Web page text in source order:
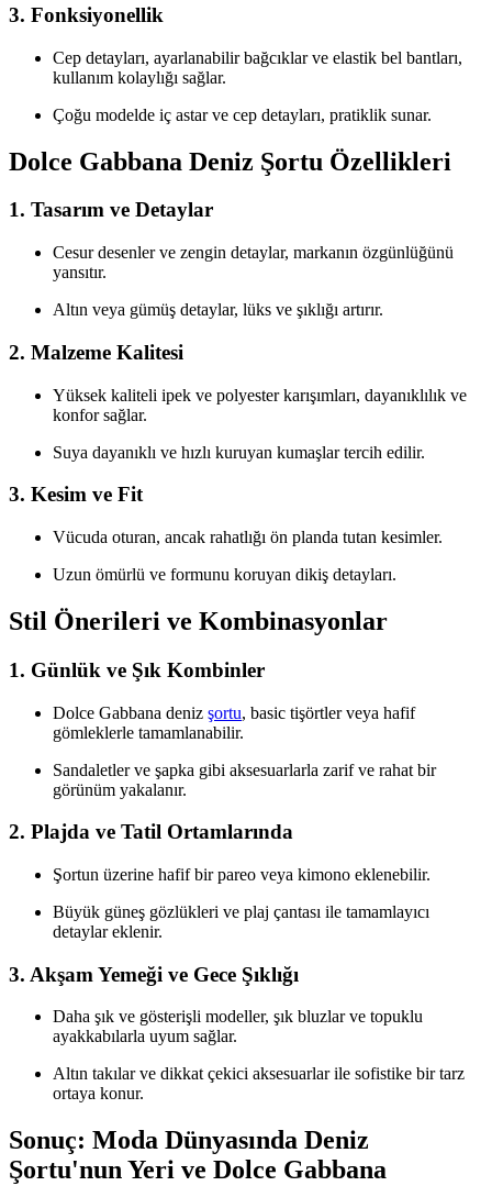
3. Fonksiyonellik
Cep detayları, ayarlanabilir bağcıklar ve elastik bel bantları,
kullanım kolaylığı sağlar.
Çoğu modelde iç astar ve cep detayları, pratiklik sunar.
Dolce Gabbana Deniz Şortu Özellikleri
1. Tasarım ve Detaylar
Cesur desenler ve zengin detaylar, markanın özgünlüğünü
yansıtır.
Altın veya gümüş detaylar, lüks ve şıklığı artırır.
2. Malzeme Kalitesi
Yüksek kaliteli ipek ve polyester karışımları, dayanıklılık ve
konfor sağlar.
Suya dayanıklı ve hızlı kuruyan kumaşlar tercih edilir.
3. Kesim ve Fit
Vücuda oturan, ancak rahatlığı ön planda tutan kesimler.
Uzun ömürlü ve formunu koruyan dikiş detayları.
Stil Önerileri ve Kombinasyonlar
1. Günlük ve Şık Kombinler
Dolce Gabbana deniz şortu, basic tişörtler veya hafif
gömleklerle tamamlanabilir.
Sandaletler ve şapka gibi aksesuarlarla zarif ve rahat bir
görünüm yakalanır.
2. Plajda ve Tatil Ortamlarında
Şortun üzerine hafif bir pareo veya kimono eklenebilir.
Büyük güneş gözlükleri ve plaj çantası ile tamamlayıcı
detaylar eklenir.
3. Akşam Yemeği ve Gece Şıklığı
Daha şık ve gösterişli modeller, şık bluzlar ve topuklu
ayakkabılarla uyum sağlar.
Altın takılar ve dikkat çekici aksesuarlar ile sofistike bir tarz
ortaya konur.
Sonuç: Moda Dünyasında Deniz
Şortu'nun Yeri ve Dolce Gabbana